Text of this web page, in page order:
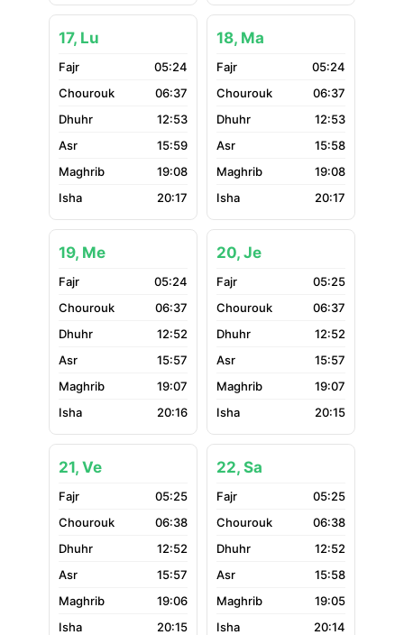
17, Lu
05:24
06:37
12:53
15:59
19:08
20:17
18, Ma
05:24
06:37
12:53
15:58
19:08
20:17
19, Me
05:24
06:37
12:52
15:57
19:07
20:16
20, Je
05:25
06:37
12:52
15:57
19:07
20:15
21, Ve
05:25
06:38
12:52
15:57
19:06
20:15
22, Sa
05:25
06:38
12:52
15:58
19:05
20:14